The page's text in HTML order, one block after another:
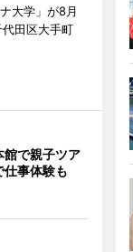
大学」が8月
田区大手町
館で親子ツア
事体験も